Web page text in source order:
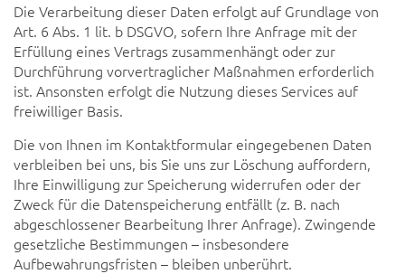
Die Verarbeitung dieser Daten erfolgt auf Grundlage von
Art. 6 Abs. 1 lit. b DSGVO, sofern Ihre Anfrage mit der
Erfüllung eines Vertrags zusammenhängt oder zur
Durchführung vorvertraglicher Maßnahmen erforderlich
ist. Ansonsten erfolgt die Nutzung dieses Services auf
freiwilliger Basis.
Die von Ihnen im Kontaktformular eingegebenen Daten
verbleiben bei uns, bis Sie uns zur Löschung auffordern,
Ihre Einwilligung zur Speicherung widerrufen oder der
Zweck für die Datenspeicherung entfällt (z. B. nach
abgeschlossener Bearbeitung Ihrer Anfrage). Zwingende
gesetzliche Bestimmungen – insbesondere
Aufbewahrungsfristen – bleiben unberührt.